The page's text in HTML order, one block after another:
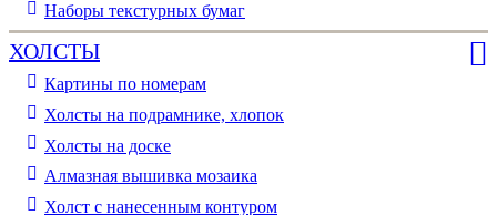
Наборы текстурных бумаг
ХОЛСТЫ
Картины по номерам
Холсты на подрамнике, хлопок
Холсты на доске
Алмазная вышивка мозаика
Холст с нанесенным контуром